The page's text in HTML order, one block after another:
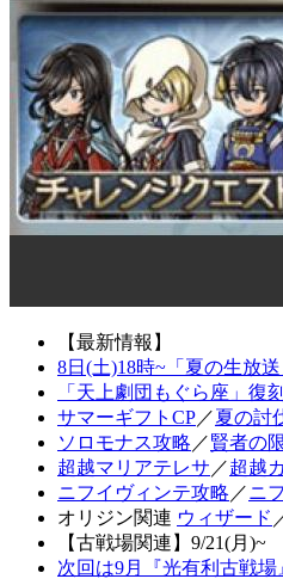
【最新情報】
8日(土)18時~「夏の生放送
「天上劇団もぐら座」復
サマーギフトCP／夏の討
ソロモナス攻略 ／賢者の
超越マリアテレサ ／超越
ニフイヴィンテ攻略 ／ニ
オリジン関連 ウィザード
【古戦場関連】9/21(月)~
次回は9月『光有利古戦場